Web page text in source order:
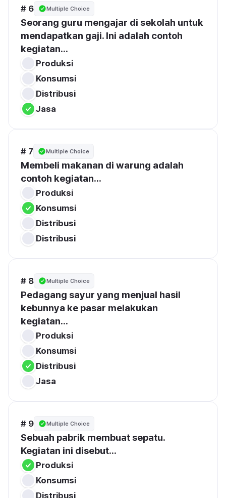
# 6 Multiple Choice
Seorang guru mengajar di sekolah untuk
mendapatkan gaji. Ini adalah contoh
kegiatan...
Produksi
Konsumsi
Distribusi
Jasa
# 7 Multiple Choice
Membeli makanan di warung adalah
contoh kegiatan...
Produksi
Konsumsi
Distribusi
Distribusi
# 8 Multiple Choice
Pedagang sayur yang menjual hasil
kebunnya ke pasar melakukan
kegiatan...
Produksi
Konsumsi
Distribusi
Jasa
# 9 Multiple Choice
Sebuah pabrik membuat sepatu.
Kegiatan ini disebut...
Produksi
Konsumsi
Distribusi